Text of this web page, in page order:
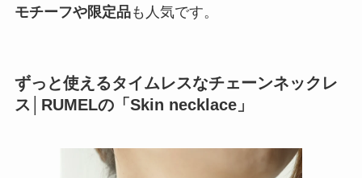
モチーフや限定品も人気です。
ずっと使えるタイムレスなチェーンネックレ
ス│RUMELの「Skin necklace」